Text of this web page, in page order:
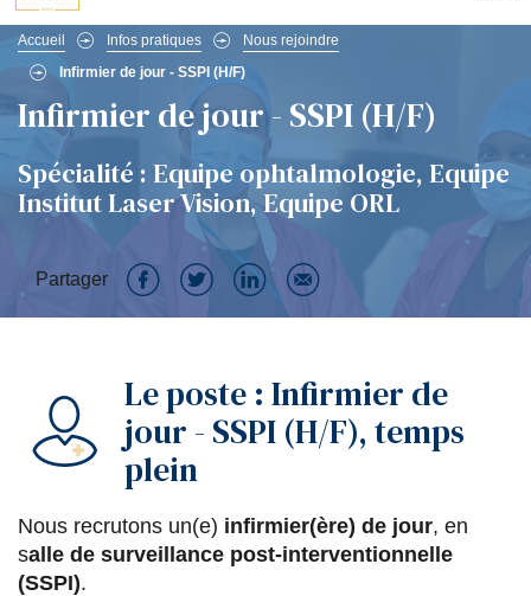
menu
Fil
d'Ariane
Accueil Infos pratiques
Nous rejoindre
Infirmier de jour - SSPI (H/F)
Infirmier de jour - SSPI (H/F)
Spécialité : Equipe ophtalmologie, Equipe
Institut Laser Vision, Equipe ORL
Partager
P
r
t
a
g
e
P
r
t
a
g
e
P
r
t
g
e
P
r
t
g
e
Le poste : Infirmier de
jour - SSPI (H/F), temps
plein
Nous recrutons un(e) infirmier(ère) de jour, en
salle de surveillance post-interventionnelle
(SSPI).